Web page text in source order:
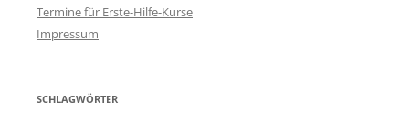
Termine für Erste-Hilfe-Kurse
Impressum
SCHLAGWÖRTER